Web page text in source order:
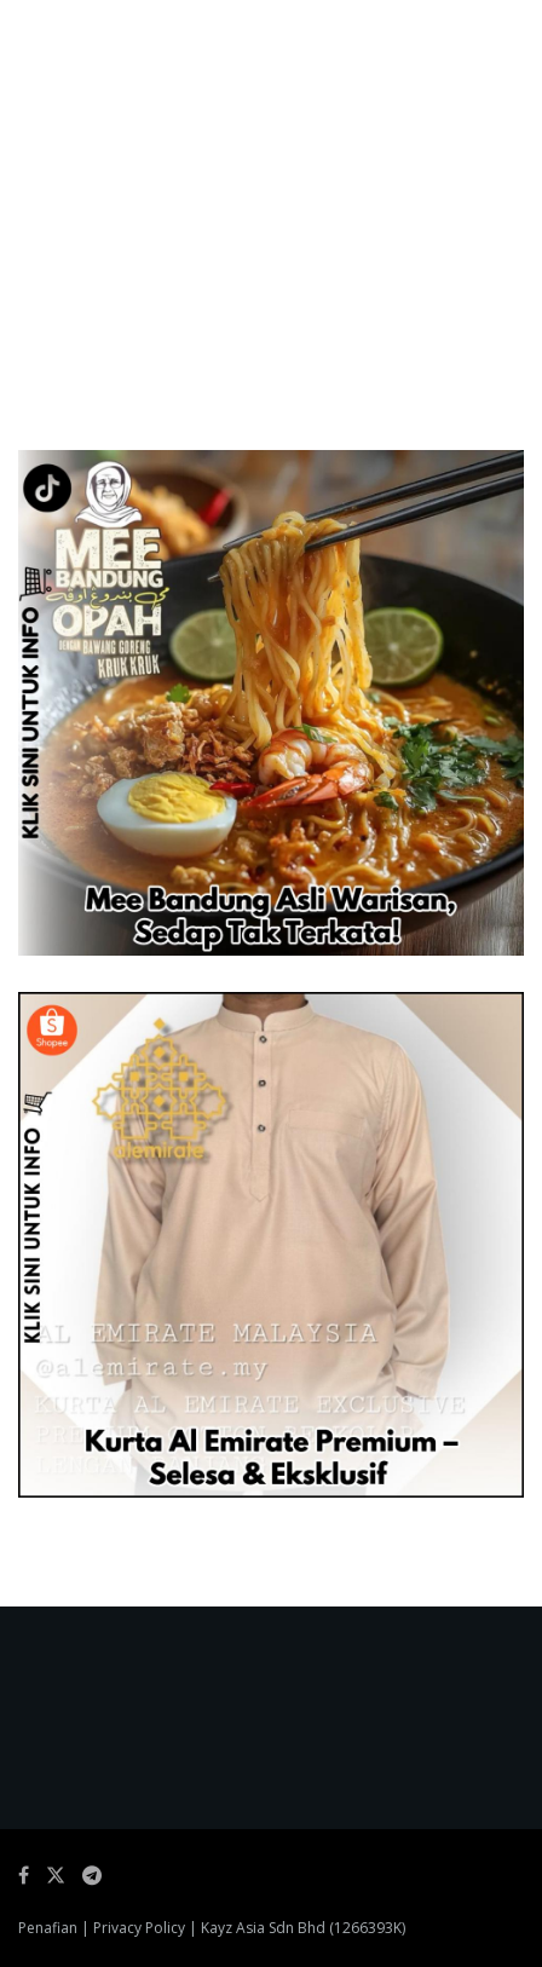
Penafian | Privacy Policy | Kayz Asia Sdn Bhd (1266393K)